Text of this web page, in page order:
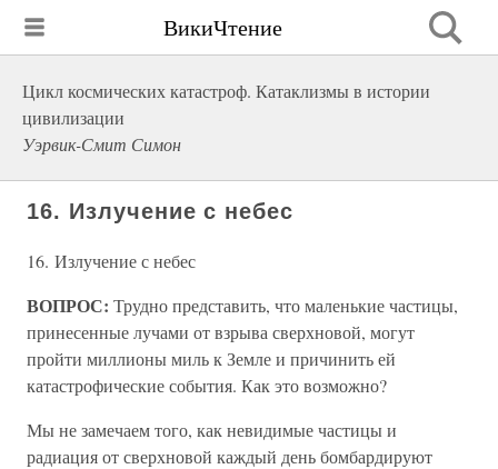
ВикиЧтение
Цикл космических катастроф. Катаклизмы в истории
цивилизации
Уэрвик-Смит Симон
16. Излучение с небес
16. Излучение с небес
ВОПРОС: Трудно представить, что маленькие частицы,
принесенные лучами от взрыва сверхновой, могут
пройти миллионы миль к Земле и причинить ей
катастрофические события. Как это возможно?
Мы не замечаем того, как невидимые частицы и
радиация от сверхновой каждый день бомбардируют